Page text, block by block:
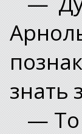
знать
— То